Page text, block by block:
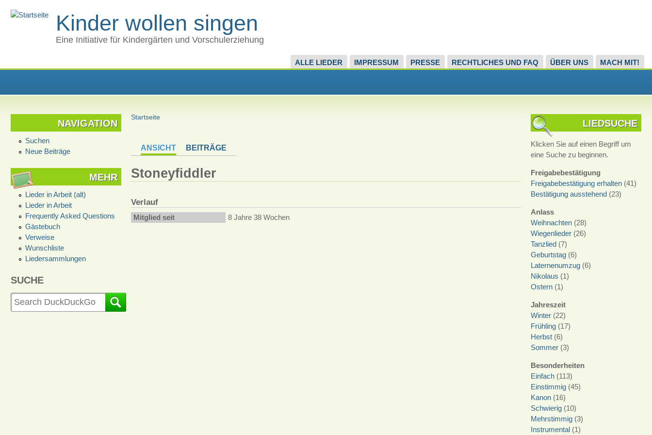
Kinder wollen singen
Eine Initiative für Kindergärten und Vorschulerziehung
ALLE LIEDER IMPRESSUM PRESSE RECHTLICHES UND FAQ ÜBER UNS MACH MIT!
NAVIGATION
Suchen
Neue Beiträge
MEHR
Lieder in Arbeit (alt)
Lieder in Arbeit
Frequently Asked Questions
Gästebuch
Verweise
Wunschliste
Liedersammlungen
SUCHE
Startseite
ANSICHT BEITRÄGE
Stoneyfiddler
Verlauf
Mitglied seit 8 Jahre 38 Wochen
LIEDSUCHE
Klicken Sie auf einen Begriff um
eine Suche zu beginnen.
Freigabebestätigung
Freigabebestätigung erhalten (41)
Bestätigung ausstehend (23)
Anlass
Weihnachten (28)
Wiegenlieder (26)
Tanzlied (7)
Geburtstag (6)
Laternenumzug (6)
Nikolaus (1)
Ostern (1)
Jahreszeit
Winter (22)
Frühling (17)
Herbst (6)
Sommer (3)
Besonderheiten
Einfach (113)
Einstimmig (45)
Kanon (16)
Schwierig (10)
Mehrstimmig (3)
Instrumental (1)